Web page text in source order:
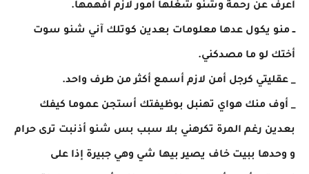
أعرف عن رحمة وشنو شغلها أمور لازم أفهمها.
ــ منو يكول عدها معلومات بعدين كوتلك آني شنو سوت
أختك لو ما مصدكني.
_ عقليتي كرجل أمن لازم أسمع أكثر من طرف واحد.
_ أوف منك هواي تهنبل بوظيفتك أستجن عموما كيفك
بعدين رغم المرة تكرهني بلا سبب بس شنو أذنبت ترى حرام
و وحدها ببيت خاف يصير بيها شي وهي جبيرة إذا على